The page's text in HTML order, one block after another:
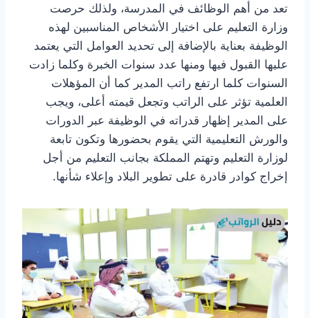
تعد من أهم الوظائف في المدرسة، ولذلك حرصت
وزارة التعليم على اختيار الأشخاص المناسبين لهذه
الوظيفة بعناية بالإضافة إلى تحديد العوامل التي يعتمد
عليها القبول فيها ومنها عدد سنوات الخبرة وكلما زادت
السنوات كلما ارتفع راتب المدير كما أن المؤهلات
العلمية تؤثر على الراتب وتجعل قيمته أعلى، ويجب
على المدير إظهار قدراته في الوظيفة عبر الدورات
والورش التعليمية التي يقوم بحضورها وتكون تابعة
لوزارة التعليم وتهتم المملكة بجانب التعليم من أجل
إخراج كوادر قادرة على تطوير البلاد وإعلاء شأنها.